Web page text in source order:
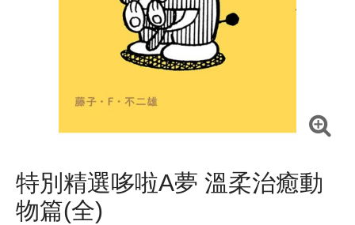
特別精選哆啦A夢 溫柔治癒動
物篇(全)